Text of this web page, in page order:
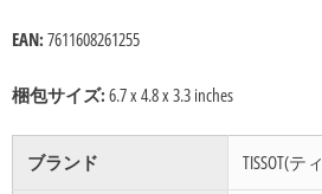
EAN: 7611608261255
梱包サイズ: 6.7 x 4.8 x 3.3 inches
ブランド TISSOT(テ